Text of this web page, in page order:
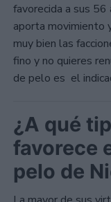
favorecida a sus
aporta movimiento
muy bien las
fino y no quieres
de pelo es el
¿A qué
favorece
pelo de